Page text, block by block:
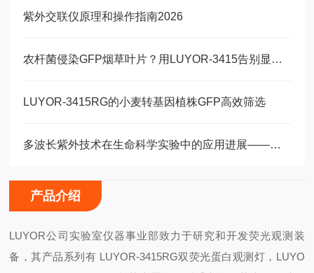
紫外交联仪原理和操作指南2026
农杆菌侵染GFP烟草叶片？用LUYOR-3415告别显微镜制样烦恼
LUYOR-3415RG的小麦转基因植株GFP高效筛选
多波长紫外技术在生命科学实验中的应用进展——从细胞辐照到角膜交联
产品介绍
LUYOR公司实验室仪器事业部致力于研究和开发荧光观测装
备，其产品系列有 LUYOR-3415RG双荧光蛋白观测灯，LUYO